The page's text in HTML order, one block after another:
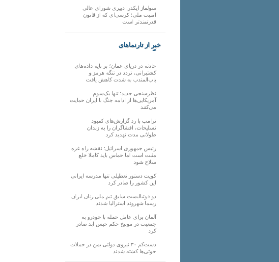
سولماز ایکدر: دبیری شورای عالی
امنیت ملی؛ کرسی‌ای که از قانون
قدرتمندتر است
خبر از تارنماهای
دیگر
حادثه در دریای عمان؛ بر پایه داده‌های
کشتیرانی، تردد در تنگه هرمز و
باب‌المندب به شدت کاهش یافت
نظرسنجی جدید: تنها یک‌سوم
آمریکایی‌ها از ادامه جنگ با ایران حمایت
می‌کنند
ترامپ با رد گزارش‌های کمبود
تسلیحات، افشاگران را به زندان
طولانی مدت تهدید کرد
رئیس‌ جمهوری اسرائیل: نقشه راه غزه
مثبت است اما حماس باید کاملا خلع
سلاح شود
کویت دستور تعطیلی تنها مدرسه ایرانی
این کشور را صادر کرد
دو فوتبالیست سابق تیم ملی زنان ایران
رسما شهروند استرالیا شدند
آلمان برای عامل حمله با خودرو به
جمعیت در مونیخ حکم حبس ابد صادر
کرد
دست‌کم ۳۰ نیروی دولتی یمن در حملات
حوثی‌ها کشته شدند